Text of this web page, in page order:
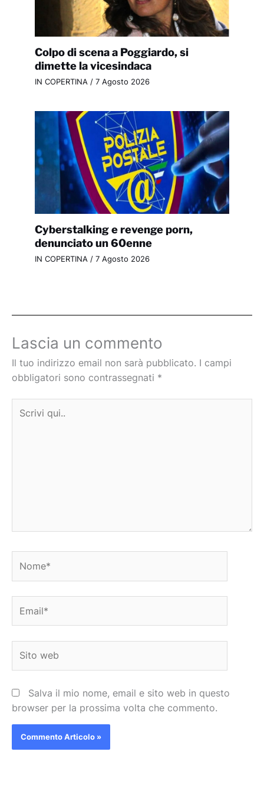
Colpo di scena a Poggiardo, si
dimette la vicesindaca
IN COPERTINA / 7 Agosto 2026
Cyberstalking e revenge porn,
denunciato un 60enne
IN COPERTINA / 7 Agosto 2026
Lascia un commento
Il tuo indirizzo email non sarà pubblicato. I campi
obbligatori sono contrassegnati *
qui..
web
Salva il mio nome, email e sito web in questo
browser per la prossima volta che commento.